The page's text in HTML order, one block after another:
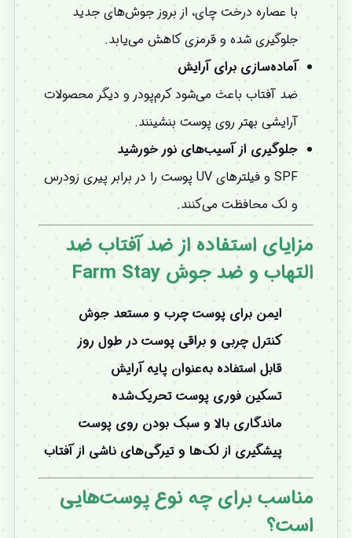
با عصاره درخت چای، از بروز جوش‌های جدید
جلوگیری شده و قرمزی کاهش می‌یابد.
آماده‌سازی برای آرایش
ضد آفتاب باعث می‌شود کرم‌پودر و دیگر محصولات
آرایشی بهتر روی پوست بنشینند.
جلوگیری از آسیب‌های نور خورشید
SPF و فیلترهای UV پوست را در برابر پیری زودرس
و لک محافظت می‌کنند.
مزایای استفاده از ضد آفتاب ضد
التهاب و ضد جوش Farm Stay
ایمن برای پوست چرب و مستعد جوش
کنترل چربی و براقی پوست در طول روز
قابل استفاده به‌عنوان پایه آرایش
تسکین فوری پوست تحریک‌شده
ماندگاری بالا و سبک بودن روی پوست
پیشگیری از لک‌ها و تیرگی‌های ناشی از آفتاب
مناسب برای چه نوع پوست‌هایی
است؟